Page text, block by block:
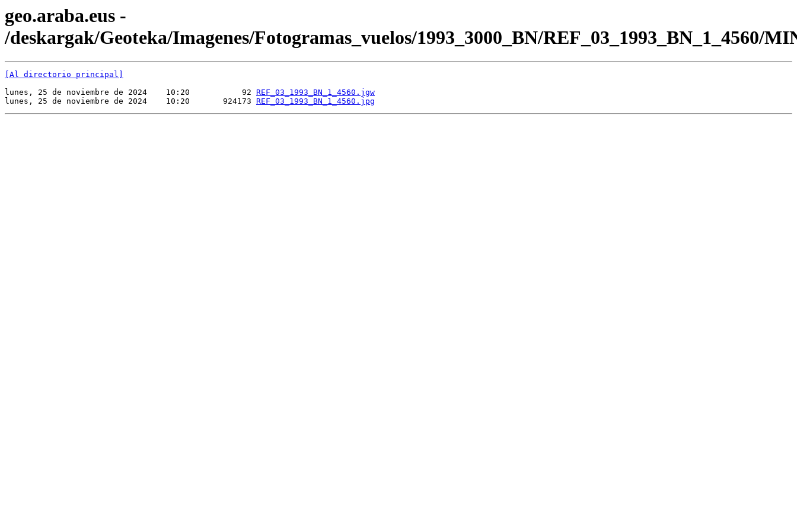
geo.araba.eus -
/deskargak/Geoteka/Imagenes/Fotogramas_vuelos/1993_3000_BN/REF_03_1993_BN_1_4560/
[Al directorio principal]
lunes, 25 de noviembre de 2024    10:20           92 REF_03_1993_BN_1_4560.jgw
lunes, 25 de noviembre de 2024    10:20       924173 REF_03_1993_BN_1_4560.jpg